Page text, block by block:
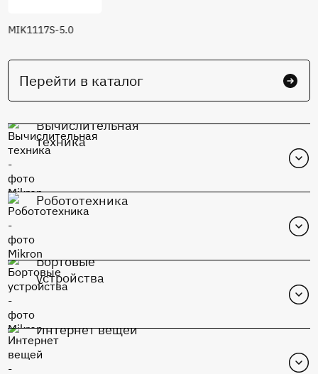
MIK1117S-5.0
Перейти в каталог
Вычислительная
техника
MIK1117S-Adj
Робототехника
Бортовые
устройства
Интернет вещей